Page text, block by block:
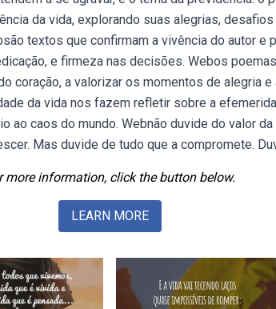
da vida, explorando suas alegrias,
textos que confirmam a vivência do autor e
e firmeza nas decisões. Webos
coração, a valorizar os momentos de alegria e
da vida nos fazem refletir sobre a
ao caos do mundo. Webnão duvide do valor
Mas duvide de tudo que a compromete.
more information, click the button below.
LEARN MORE